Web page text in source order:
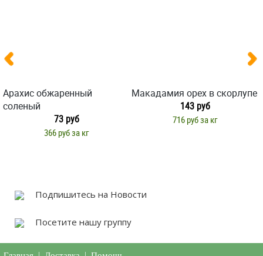
Арахис обжаренный
соленый
73 руб
366 руб за кг
Макадамия орех в скорлупе
143 руб
716 руб за кг
Подпишитесь на Новости
Посетите нашу группу